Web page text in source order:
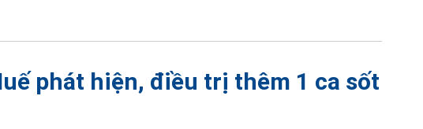
phát hiện, điều trị thêm 1 ca sốt